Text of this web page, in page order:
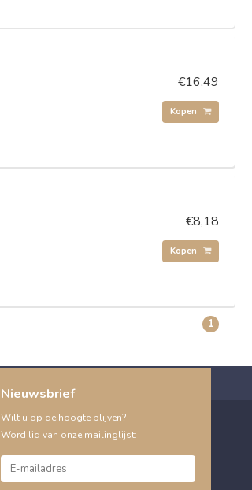
€16,49
Kopen
€8,18
Kopen
1
Nieuwsbrief
Wilt u op de hoogte blijven?
Word lid van onze mailinglijst: